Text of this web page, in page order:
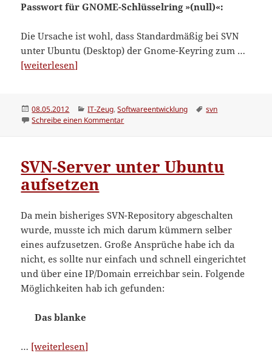
Passwort für GNOME-Schlüsselring »(null)«:
Die Ursache ist wohl, dass Standardmäßig bei SVN
unter Ubuntu (Desktop) der Gnome-Keyring zum …
[weiterlesen]
und
Keyring”
Veröffentlicht
am
08.05.2012 Kategorien
IT-Zeug,Softwareentwicklung Schlagwörter
svn
Schreibe einen Kommentarzu Probleme mit SVN und Keyring
SVN-Server unter Ubuntu
aufsetzen
Da mein bisheriges SVN-Repository abgeschalten
wurde, musste ich mich darum kümmern selber
eines aufzusetzen. Große Ansprüche habe ich da
nicht, es sollte nur einfach und schnell eingerichtet
und über eine IP/Domain erreichbar sein. Folgende
Möglichkeiten hab ich gefunden:
Das blanke
… [weiterlesen]